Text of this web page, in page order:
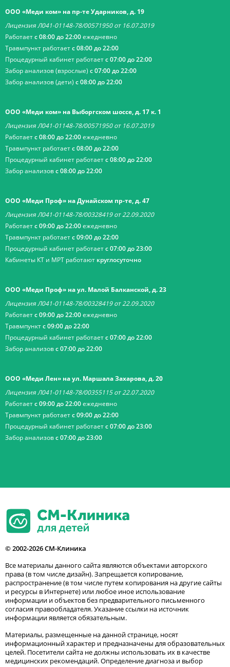
ООО «Меди ком» на пр-те Ударников, д. 19
Лицензия Л041-01148-78/00571950 от 16.07.2019
Работаетс 08:00 до 22:00ежедневно
Травмпункт работаетс 08:00 до 22:00
Процедурный кабинет работаетс 07:00 до 22:00
Забор анализов (взрослые) с 07:00 до 22:00
Забор анализов (дети) с 08:00 до 22:00
ООО «Меди ком» на Выборгском шоссе, д. 17 к. 1
Лицензия Л041-01148-78/00571950 от 16.07.2019
Работаетс 08:00 до 22:00ежедневно
Травмпункт работаетс 08:00 до 22:00
Процедурный кабинет работаетс 08:00 до 22:00
Забор анализовс 08:00 до 22:00
ООО «Меди Проф» на Дунайском пр-те, д. 47
Лицензия Л041-01148-78/00328419 от 22.09.2020
Работаетс 09:00 до 22:00ежедневно
Травмпункт работаетс 09:00 до 22:00
Процедурный кабинет работаетс 07:00 до 23:00
Кабинеты КТ и МРТ работают круглосуточно
ООО «Меди Проф» на ул. Малой Балканской, д. 23
Лицензия Л041-01148-78/00328419 от 22.09.2020
Работаетс 09:00 до 22:00ежедневно
Травмпунктс 09:00 до 22:00
Процедурный кабинет работаетс 07:00 до 22:00
Забор анализовс 07:00 до 22:00
ООО «Меди Лен» на ул. Маршала Захарова, д. 20
Лицензия Л041-01148-78/00355115 от 22.07.2020
Работаетс 09:00 до 22:00ежедневно
Травмпункт работаетс 09:00 до 22:00
Процедурный кабинет работаетс 07:00 до 23:00
Забор анализовс 07:00 до 23:00
© 2002-2026 СМ-Клиника
Все материалы данного сайта являются объектами авторского
права (в том числе дизайн). Запрещается копирование,
распространение (в том числе путем копирования на другие сайты
и ресурсы в Интернете) или любое иное использование
информации и объектов без предварительного письменного
согласия правообладателя. Указание ссылки на источник
информации является обязательным.
Материалы, размещенные на данной странице, носят
информационный характер и предназначены для образовательных
целей. Посетители сайта не должны использовать их в качестве
медицинских рекомендаций. Определение диагноза и выбор